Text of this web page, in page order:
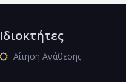
Ιδιοκτήτες
Αίτηση Ανάθεσης